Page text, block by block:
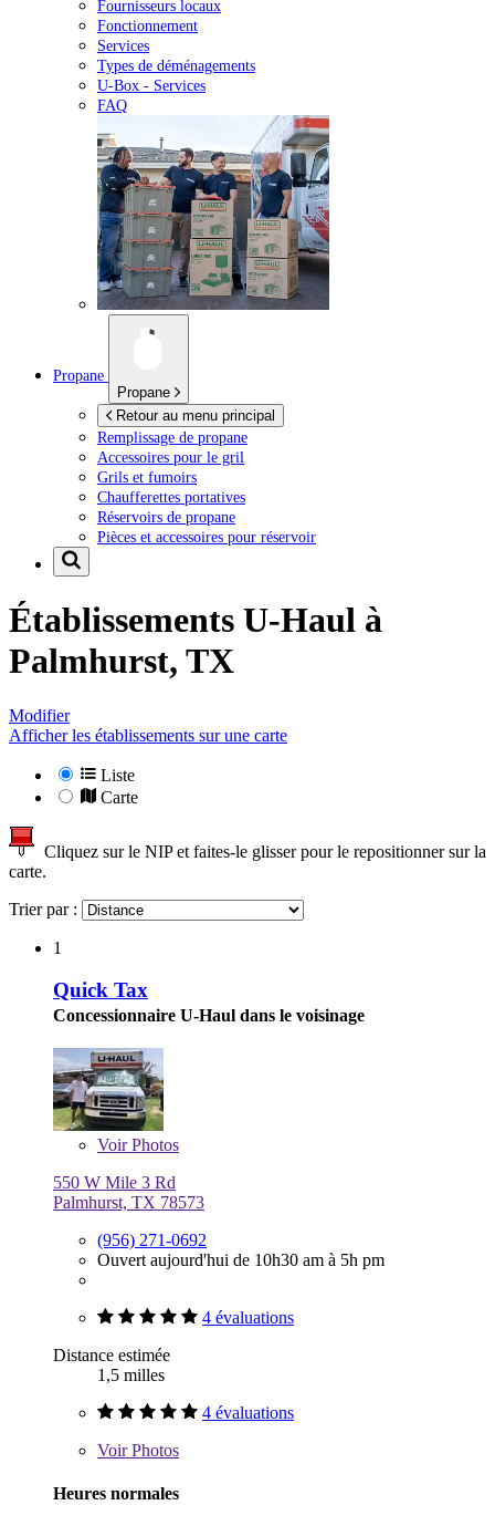
Fournisseurs locaux
Fonctionnement
Services
Types de déménagements
U-Box - Services
FAQ
Propane
Propane
Retour au menu principal
Remplissage de propane
Accessoires pour le gril
Grils et fumoirs
Chaufferettes portatives
Réservoirs de propane
Pièces et accessoires pour réservoir
Établissements U-Haul à
Palmhurst, TX
Modifier
Afficher les établissements sur une carte
Liste
Carte
Cliquez sur le NIP et faites-le glisser pour le repositionner sur la
carte.
Trier par :
1
Quick Tax
Concessionnaire U-Haul dans le voisinage
VoirPhotos
550 W Mile 3 Rd
Palmhurst, TX 78573
(956) 271-0692
Ouvert aujourd'hui de 10h30 am à 5h pm
4 évaluations
Distance estimée
1,5 milles
4 évaluations
VoirPhotos
Heures normales